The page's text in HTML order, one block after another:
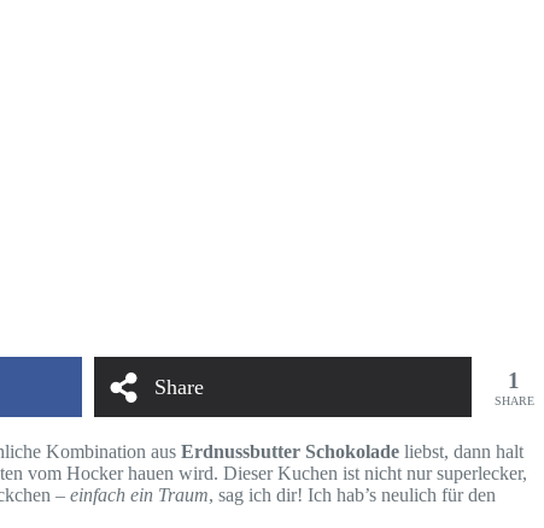
Share 1
SHARE
Kombination aus Erdnussbutter Schokolade liebst, dann halt
vom Hocker hauen wird. Dieser Kuchen ist nicht nur superlecker,
– einfach ein Traum, sag ich dir! Ich hab’s neulich für den